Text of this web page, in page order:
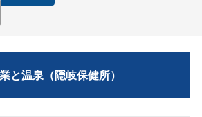
と温泉（隠岐保健所）